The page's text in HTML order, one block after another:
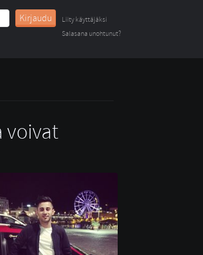
Kirjaudu
Liity käyttäjäksi
Salasana unohtunut?
voivat